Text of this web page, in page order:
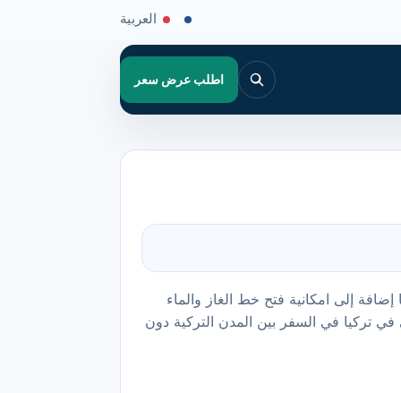
العربية
اطلب عرض سعر
إلى امكانية فتح خط الغاز والماء
في تركيا في السفر بين المدن التركية دون